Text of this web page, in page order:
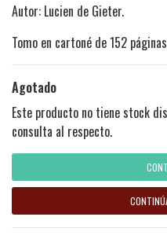
Autor: Lucien de Gieter.
Tomo en cartoné de 152
Agotado
Este producto no tiene stock
consulta al respecto.